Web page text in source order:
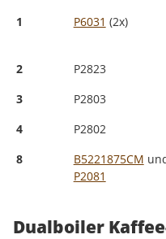
1 P6031 (2x)
2
P2823
3
P2803
4
P2802
8
B5221875CM
P2081
Dualboiler